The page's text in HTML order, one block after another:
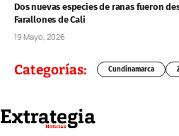
Dos nuevas especies de ranas fueron
Farallones de Cali
19 Mayo, 2026
Categorías: Cundinamarca